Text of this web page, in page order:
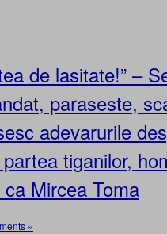
de lasitate!” –
paraseste,
adevarurile
tiganilor,
Mircea Toma
»